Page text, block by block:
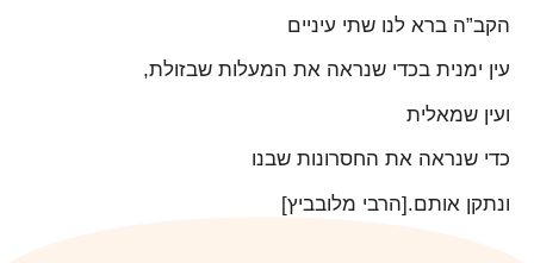
הקב”ה ברא לנו שתי עיניים
עין ימנית בכדי שנראה את המעלות שבזולת,
ועין שמאלית
כדי שנראה את החסרונות שבנו
ונתקן אותם.[הרבי מלובביץ]